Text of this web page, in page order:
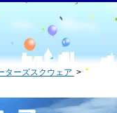
ターズスクウェア